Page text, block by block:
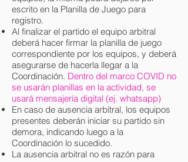
escrito en la Planilla de Juego para
registro.
Al finalizar el partido el equipo arbitral
deberá hacer firmar la planilla de juego
correspondiente por los equipos, y deberá
asegurarse de hacerla llegar a la
Coordinación. Dentro del marco COVID no
se usarán planillas en la actividad, se
usará mensajería digital (ej. whatsapp)
En caso de ausencia arbitral, los equipos
presentes deberán iniciar su partido sin
demora, indicando luego a la
Coordinación lo sucedido.
La ausencia arbitral no es razón para